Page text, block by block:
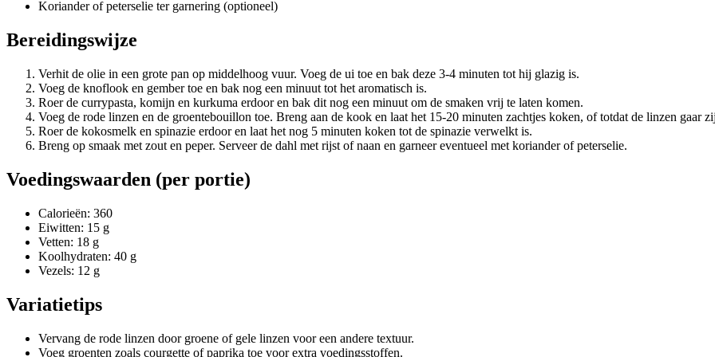
Koriander of peterselie ter garnering (optioneel)
Bereidingswijze
Verhit de olie in een grote pan op middelhoog vuur. Voeg de ui toe en bak deze 3-4 minuten tot hij glazig is.
Voeg de knoflook en gember toe en bak nog een minuut tot het aromatisch is.
Roer de currypasta, komijn en kurkuma erdoor en bak dit nog een minuut om de smaken vrij te laten komen.
Voeg de rode linzen en de groentebouillon toe. Breng aan de kook en laat het 15-20 minuten zachtjes koken, of totdat de linzen gaar
Roer de kokosmelk en spinazie erdoor en laat het nog 5 minuten koken tot de spinazie verwelkt is.
Breng op smaak met zout en peper. Serveer de dahl met rijst of naan en garneer eventueel met koriander of peterselie.
Voedingswaarden (per portie)
Calorieën: 360
Eiwitten: 15 g
Vetten: 18 g
Koolhydraten: 40 g
Vezels: 12 g
Variatietips
Vervang de rode linzen door groene of gele linzen voor een andere textuur.
Voeg groenten zoals courgette of paprika toe voor extra voedingsstoffen.